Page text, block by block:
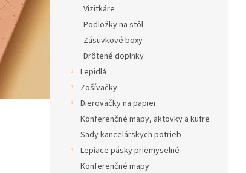
Vizitkáre
Podložky na stôl
Zásuvkové boxy
Drôtené doplnky
Lepidlá
Zošívačky
Dierovačky na papier
Konferenčné mapy, aktovky a kufre
Sady kancelárskych potrieb
Lepiace pásky priemyselné
Konferenčné mapy